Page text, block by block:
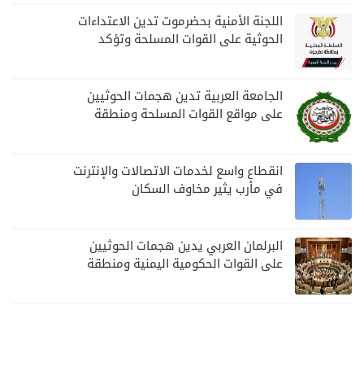
اللجنة الأمنية بحضرموت تدين الاعتداءات
الحوثية على القوات المسلحة وتؤكد
الجامعة العربية تدين هجمات الحوثيين
على مواقع القوات المسلحة ومنطقة
انقطاع واسع لخدمات الاتصالات والإنترنت
في مأرب يثير مخاوف السكان
البرلمان العربي يدين هجمات الحوثيين
على القوات الحكومية اليمنية ومنطقة